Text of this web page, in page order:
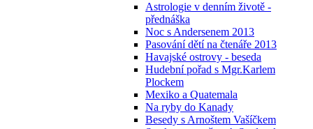
Astrologie v denním životě -
přednáška
Noc s Andersenem 2013
Pasování dětí na čtenáře 2013
Havajské ostrovy - beseda
Hudební pořad s Mgr.Karlem
Plockem
Mexiko a Quatemala
Na ryby do Kanady
Besedy s Arnoštem Vašíčkem